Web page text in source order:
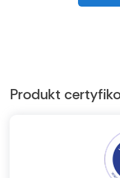
Produkt